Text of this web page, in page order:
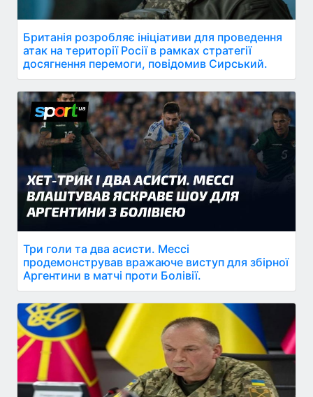
Британія розробляє ініціативи для проведення
атак на території Росії в рамках стратегії
досягнення перемоги, повідомив Сирський.
Три голи та два асисти. Мессі
продемонстрував вражаюче виступ для збірної
Аргентини в матчі проти Болівії.